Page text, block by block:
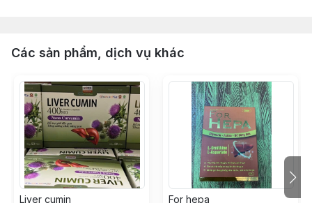
……………………………..300mg
……………………………………….200mg
Silymarin 40%
100mg
Cà gai leo(Solanum procumbens-dược liệu khô)
………………………………………100mg
Củ dền đỏ(Xylopia vielana-dược liệu khô)
Các sản phẩm, dịch vụ khác
Liver cumin For hepa